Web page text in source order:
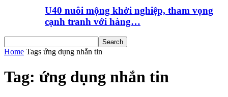
U40 nuôi mộng khởi nghiệp, tham vọng
cạnh tranh với hàng…
Home Tags ứng dụng nhắn tin
Tag: ứng dụng nhắn tin